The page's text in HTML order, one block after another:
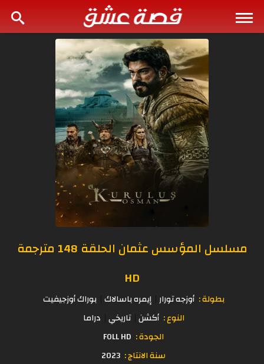
مسلسل المؤسس عثمان الحلقة 148 مترجمة
HD
بطولة : أوزجه تورار إيمره باسالاك بوراك أوزجيفيت
النوع : أكشن تاريخي دراما
الجودة : FOLL HD
سنة الانتاج : 2023